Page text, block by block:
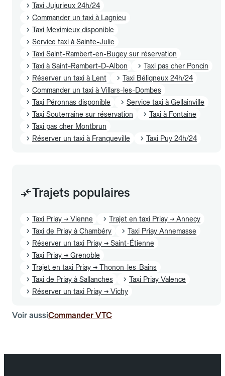
Taxi Jujurieux 24h/24
Commander un taxi à Lagnieu
Taxi Meximieux disponible
Service taxi à Sainte-Julie
Taxi Saint-Rambert-en-Bugey sur réservation
Taxi à Saint-Rambert-D-Albon
Taxi pas cher Poncin
Réserver un taxi à Lent
Taxi Béligneux 24h/24
Commander un taxi à Villars-les-Dombes
Taxi Péronnas disponible
Service taxi à Gellainville
Taxi Souterraine sur réservation
Taxi à Fontaine
Taxi pas cher Montbrun
Réserver un taxi à Franqueville
Taxi Puy 24h/24
Trajets populaires
Taxi Priay → Vienne
Trajet en taxi Priay → Annecy
Taxi de Priay à Chambéry
Taxi Priay Annemasse
Réserver un taxi Priay → Saint-Étienne
Taxi Priay → Grenoble
Trajet en taxi Priay → Thonon-les-Bains
Taxi de Priay à Sallanches
Taxi Priay Valence
Réserver un taxi Priay → Vichy
Voir aussiCommander VTC